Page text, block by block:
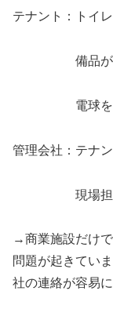
テナント：トイ
備品がない
電球を交
管理会社：テナ
現場担当者
→商業施設だけ
問題が起きてい
社の連絡が容易に